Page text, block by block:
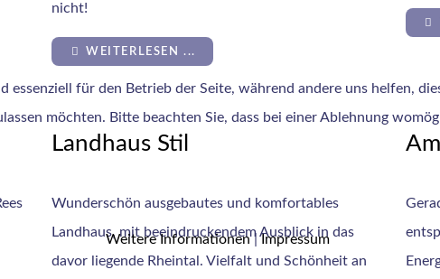
nicht!
WEITERLESEN ...
Landhaus Stil
Wunderschön ausgebautes und komfortables
Landhaus, mit beeindruckendem Ausblick in das
davor liegende Rheintal. Vielfalt und Schönheit an
für den Betrieb der Seite, während andere uns helfen,
möchten. Bitte beachten Sie, dass bei einer Ablehnung
Weitere Informationen|Impressum